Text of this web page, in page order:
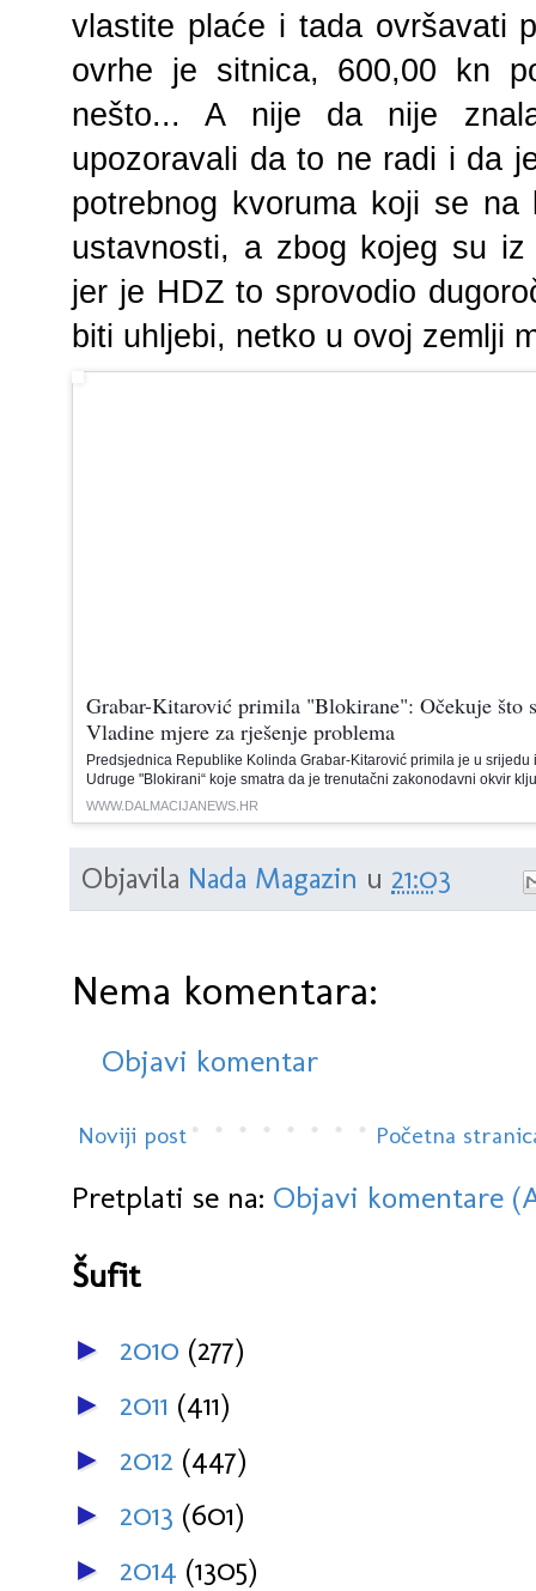
vlastite plaće i tada ovršavati
ovrhe je sitnica, 600,00 kn
nešto... A nije da nije
upozoravali da to ne radi i da
potrebnog kvoruma koji se
ustavnosti, a zbog kojeg su
jer je HDZ to sprovodio
biti uhljebi, netko u ovoj zemlji
Grabar-Kitarović primila "Blokirane": Očekuje što
Vladine mjere za rješenje problema
Predsjednica Republike Kolinda Grabar-Kitarović primila je u srijedu
Udruge "Blokirani“ koje smatra da je trenutačni zakonodavni okvir
WWW.DALMACIJANEWS.HR
Objavila Nada Magazin u 21:03
Nema komentara:
Objavi komentar
Noviji post Početna
Pretplati se na: Objavi komentare
Šufit
► 2010 (277)
► 2011 (411)
► 2012 (447)
► 2013 (601)
► 2014 (1305)